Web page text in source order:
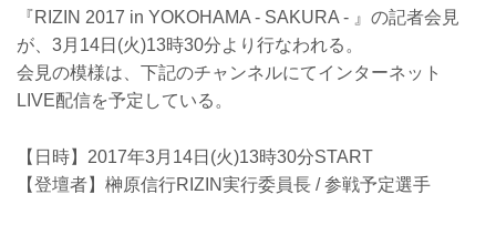
『RIZIN 2017 in YOKOHAMA - SAKURA - 』の記者会見
が、3月14日(火)13時30分より行なわれる。
会見の模様は、下記のチャンネルにてインターネット
LIVE配信を予定している。
【日時】2017年3月14日(火)13時30分START
【登壇者】榊原信行RIZIN実行委員長 / 参戦予定選手